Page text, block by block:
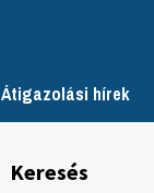
Átigazolási hírek
Keresés